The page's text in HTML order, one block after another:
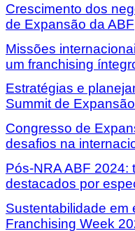
Crescimento dos
de Expansão da ABF
Missões
um franchising
Estratégias e
Summit de
Congresso de
desafios na
Pós-NRA ABF
destacados por
Sustentabilidade em
Franchising Week